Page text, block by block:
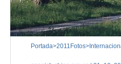
Portada>2011Fotos>